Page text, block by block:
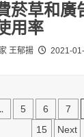
菸草和廣
用率
王郁揚 2021-
5 6 7
15 Next